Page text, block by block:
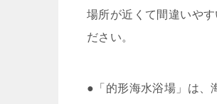
場所が近くて間違いや
ださい。
●「的形海水浴場」は、